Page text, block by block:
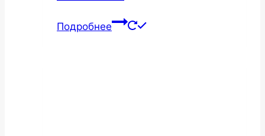
Подробнее